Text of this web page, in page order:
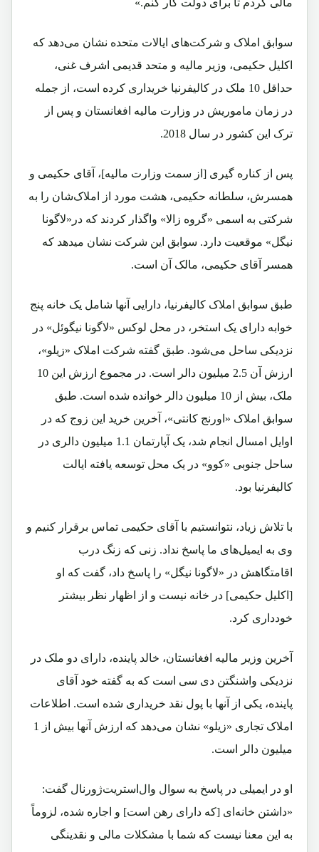
مالی کردم تا برای دولت کار کنم.»
سوابق املاک و شرکت‌های ایالات متحده نشان می‌دهد که
اکلیل حکیمی، وزیر مالیه و متحد قدیمی اشرف غنی،
حداقل 10 ملک در کالیفرنیا خریداری کرده است، از جمله
در زمان ماموریش در وزارت مالیه افغانستان و پس از
ترک این کشور در سال 2018.
پس از کناره گیری [از سمت وزارت مالیه]، آقای حکیمی و
همسرش، سلطانه حکیمی، هشت مورد از املاک‌شان را به
شرکتی به اسمی «گروه زالا» واگذار کردند که در«لاگونا
نیگل» موقعیت دارد. سوابق این شرکت نشان میدهد که
همسر آقای حکیمی، مالک آن است.
طبق سوابق املاک کالیفرنیا، دارایی آنها شامل یک خانه پنج
خوابه دارای یک استخر، در محل لوکس «لاگونا نیگوئل» در
نزدیکی ساحل می‌شود. طبق گفته شرکت املاک «زیلو»،
ارزش آن 2.5 میلیون دالر است. در مجموع ارزش این 10
ملک، بیش از 10 میلیون دالر خوانده شده است. طبق
سوابق املاک «اورنج کانتی»، آخرین خرید این زوج که در
اوایل امسال انجام شد، یک آپارتمان 1.1 میلیون دالری در
ساحل جنوبی «کوو» در یک محل توسعه یافته ایالت
کالیفرنیا بود.
با تلاش زیاد، نتوانستیم با آقای حکیمی تماس برقرار کنیم و
وی به ایمیل‌های ما پاسخ نداد. زنی که زنگ درب
اقامتگاهش در «لاگونا نیگل» را پاسخ داد، گفت که او
[اکلیل حکیمی] در خانه نیست و از اظهار نظر بیشتر
خودداری کرد.
آخرین وزیر مالیه افغانستان، خالد پاینده، دارای دو ملک در
نزدیکی واشنگتن دی سی است که به گفته خود آقای
پاینده، یکی از آنها با پول نقد خریداری شده است. اطلاعات
املاک تجاری «زیلو» نشان می‌دهد که ارزش آنها بیش از 1
میلیون دالر است.
او در ایمیلی در پاسخ به سوال وال‌استریت‌ژورنال گفت:
«داشتن خانه‌ای [که دارای رهن است] و اجاره شده، لزوماً
به این معنا نیست که شما با مشکلات مالی و نقدینگی